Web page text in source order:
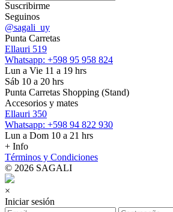
Suscribirme
Seguinos
@sagali_uy
Punta Carretas
Ellauri 519
Whatsapp: +598 95 958 824
Lun a Vie 11 a 19 hrs
Sáb 10 a 20 hrs
Punta Carretas Shopping (Stand)
Accesorios y mates
Ellauri 350
Whatsapp: +598 94 822 930
Lun a Dom 10 a 21 hrs
+ Info
Términos y Condiciones
© 2026 SAGALI
×
Iniciar sesión